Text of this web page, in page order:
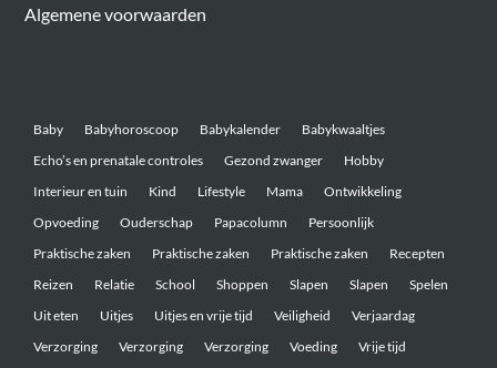
Algemene voorwaarden
Baby Babyhoroscoop Babykalender
Babykwaaltjes
Echo’s en prenatale controles
Gezond zwanger
Hobby
Interieur en tuin
Kind Lifestyle Mama
Ontwikkeling
Opvoeding
Ouderschap Papacolumn
Persoonlijk
Praktische zaken
Praktische zaken Praktische zaken
Recepten
Reizen
Relatie School Shoppen Slapen Slapen
Spelen
Uit eten
Uitjes Uitjes en vrije tijd Veiligheid
Verjaardag
Verzorging
Verzorging Verzorging Voeding
Vrije tijd